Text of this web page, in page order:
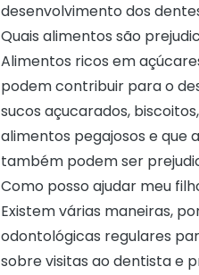
desenvolvimento dos
Quais alimentos são
Alimentos ricos em
podem contribuir para o
sucos açucarados,
alimentos pegajosos e que
também podem ser
Como posso ajudar meu
Existem várias maneiras,
odontológicas regulares
sobre visitas ao dentista e